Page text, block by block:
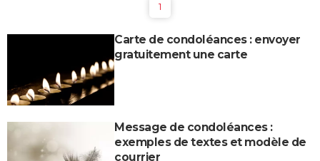
1
Carte de condoléances : envoyer
gratuitement une carte
Message de condoléances :
exemples de textes et modèle de
courrier